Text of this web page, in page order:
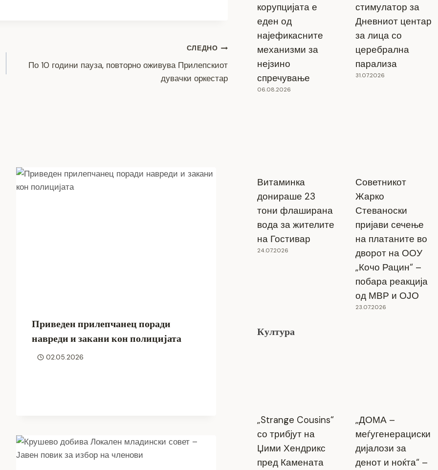
СЛЕДНО
По 10 години пауза, повторно оживува Прилепскиот
дувачки оркестар
Приведен прилепчанец поради
навреди и закани кон полицијата
02.05.2026
корупцијата е
еден од
најефикасните
механизми за
нејзино
спречување
06.08.2026
стимулатор за
Дневниот центар
за лица со
церебрална
парализа
31.07.2026
Витаминка
донираше 23
тони флаширана
вода за жителите
на Гостивар
24.07.2026
Советникот
Жарко
Стеваноски
пријави сечење
на платаните во
дворот на ООУ
„Кочо Рацин“ –
побара реакција
од МВР и ОЈО
23.07.2026
Култура
„Strange Cousins“
со трибјут на
Џими Хендрикс
пред Камената
„ДОМА –
меѓугенерациски
дијалози за
денот и ноќта“ –